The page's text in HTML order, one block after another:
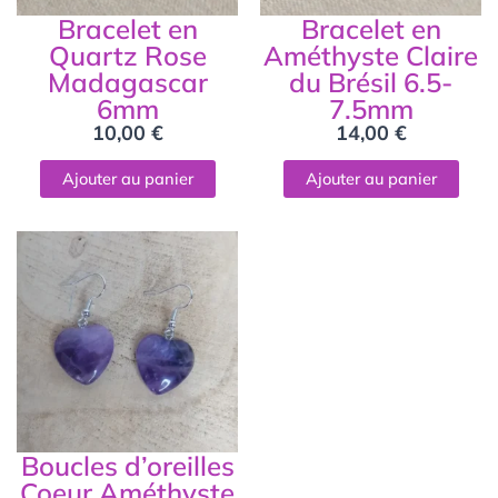
Bracelet en
Quartz Rose
Madagascar
6mm
10,00 €
Ajouter au panier
Bracelet en
Améthyste Claire
du Brésil 6.5-
7.5mm
14,00 €
Ajouter au panier
Boucles d’oreilles